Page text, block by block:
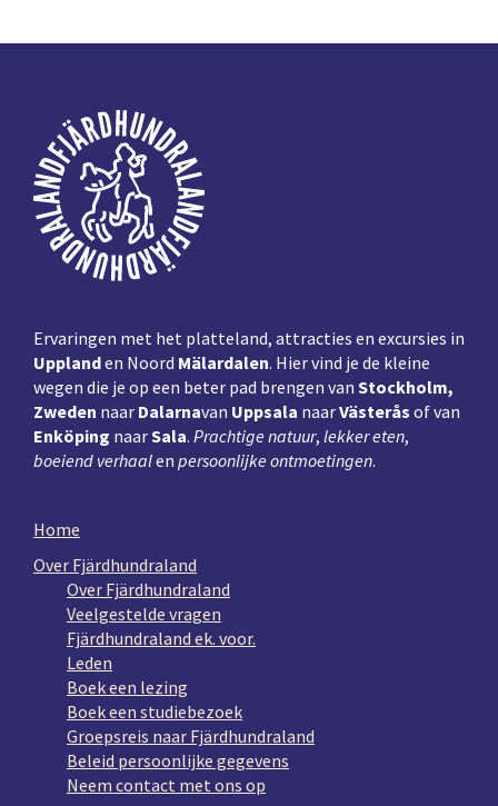
Voettekst
Ervaringen met het platteland, attracties en excursies in
Upplanden Noord Mälardalen. Hier vind je de kleine
wegen die je op een beter pad brengen van Stockholm,
Zweden naar Dalarnavan Uppsala naarVästerås of van
Enköping naarSala. Prachtige natuur, lekker eten,
boeiend verhaalen persoonlijke ontmoetingen.
Home
Over Fjärdhundraland
Over Fjärdhundraland
Veelgestelde vragen
Fjärdhundraland ek. voor.
Leden
Boek een lezing
Boek een studiebezoek
Groepsreis naar Fjärdhundraland
Beleid persoonlijke gegevens
Neem contact met ons op